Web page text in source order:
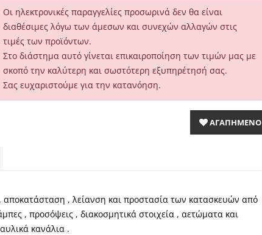
Οι ηλεκτρονικές παραγγελίες προσωρινά δεν θα είναι
διαθέσιμες λόγω των άμεσων και συνεχών αλλαγών στις
τιμές των προϊόντων.
Στο διάστημα αυτό γίνεται επικαιροποίηση των τιμών μας με
σκοπό την καλύτερη και σωστότερη εξυπηρέτησή σας.
Σας ευχαριστούμε για την κατανόηση.
ΑΓΑΠΗΜΕΝΟ
αποκατάσταση , λείανση και προστασία των κατασκευών από
, προσόψεις , διακοσμητικά στοιχεία , αετώματα και
κανάλια .